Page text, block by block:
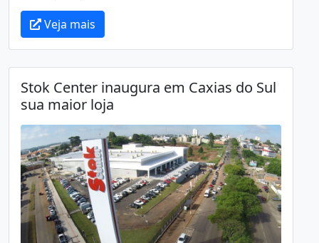
Veja mais
Stok Center inaugura em Caxias do Sul
sua maior loja